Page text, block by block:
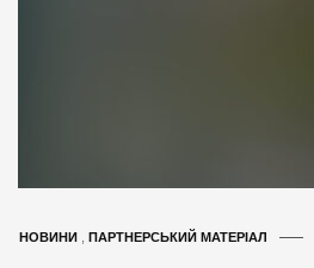
НОВИНИ ПАРТНЕРСЬКИЙ МАТЕРІАЛ